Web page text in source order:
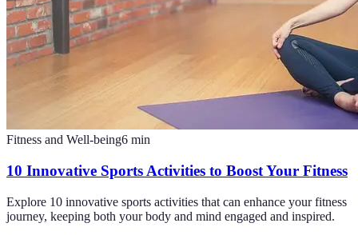
Fitness and Well-being6 min
10 Innovative Sports Activities to Boost Your Fitness
Explore 10 innovative sports activities that can enhance your fitness
journey, keeping both your body and mind engaged and inspired.